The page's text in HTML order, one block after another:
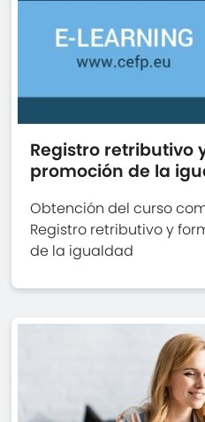
Registro retributivo
promoción de la
Obtención del curso
Registro retributivo y
de la igualdad